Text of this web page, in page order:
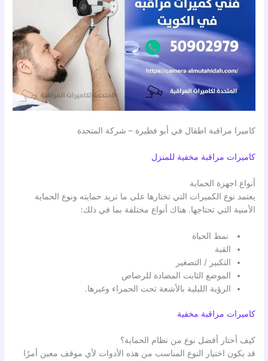
كاميرا مراقبة اطفال في أبو فطيرة – شركة المتحدة
كاميرات مراقبة مخفية للمنزل
أنواع اجهزة الحماية
يعتمد نوع الكميرات التي تختارها على ما تريد حمايته ونوع الحماية
الأمنية التي تحتاجها. هناك أنواع مختلفة بما في ذلك:
نمط الحياة
القبة
التكبير / التصغير
الموضع الثابت المضادة للرصاص
الرؤية الليلية بالأشعة تحت الحمراء وغيرها.
كاميرات مراقبة مخفية
كيف أختار أفضل نوع من نظام الحماية؟
قد يكون اختيار النوع المناسب من هذه الأدوات لأي موقف معين أمرًا